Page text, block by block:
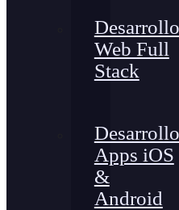
Desarrollo
Web Full
Stack
Desarrollo
Apps iOS
&
Android